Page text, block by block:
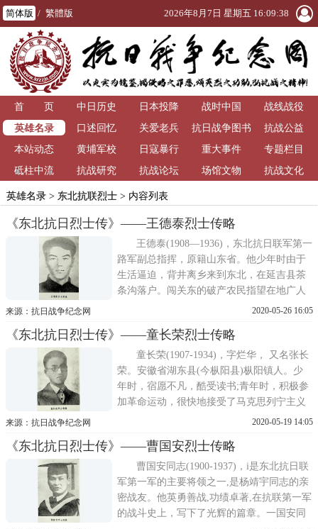
简体版 / 繁體版 2026年8月7日 星期五 16:09:38
首 页 中日历史 日本投降 战时中国
战线战役
英雄名录
口述回忆 关爱老兵
抗日战争图书
馆
抗战公益
本站动态
黄埔军校 日寇暴行 重大事件
专题栏目
砥柱中流
抗战研究 抗战论坛 场馆文物 抗战文化
英雄名录> 东北抗联烈士> 内容列表
《东北抗日烈士传》——王德泰烈士传略
王德泰(1908—1936)，东北抗日联军第一
路军副总指挥，原籍山东省。他少年时由于
生活逼迫，背井离乡来到东北，在延吉县茶
条沟落户。闯关东的破产农民指望在地广人
稀的东北讨条活路,谁知天下乌鸦一样黑，这
脱不了重重的剥削和压迫。为了一家人的生
活，王德泰拚着一身力气种田、烧木炭、作
小生意，象牛马兴样在风
来源：抗日战争纪念网 2020-05-26 16:05
《东北抗日烈士传》——童长荣烈士传略
童长荣(1907-1934)，字烂华， 又名张长
荣。安徽省湖东县(今枞阳县)枞阳镇人。少
年时，宿愿不凡，酷受读书;青年时，积极参
加革命运动，很快地接受了马克思列宁主义
思想，成为我党早期的一名优秀共产党员。
满地区组织和领导抗日游击战争，为中国人
民的伟大抗日斗争做出了重要贡献，为中华
民族的解放事业献出了
来源：抗日战争纪念网 2020-05-19 14:05
《东北抗日烈士传》——曹国安烈士传略
曹国安同志(1900-1937)，i是东北抗日联
军第一军的主要将领之一,是杨靖宇同志的亲
密战友。他英勇善战,功绩卓著,在抗联第一军
的战斗史上，写下了光辉的篇章。一国安同